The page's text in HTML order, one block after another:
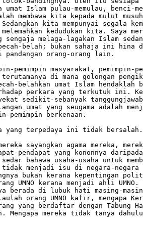
Islam pulau-memulau, benci-
membawa kita kepada mulut
kita mempunyai segala
kedudukan kita. Saya
sengaja melaga-lagakan Islam
belah; bukan sahaja ini hina
orang-orang lain.
pemimpin masyarakat, pemimpin-
di mana golongan
belahkan umat Islam hendaklah
perkara yang terkutuk ini.
sedikit-sebanyak
umat yang seugama adalah
pemimpin berkenaan.
yang terpedaya ini tidak bersalah.
sayangkan agama mereka,
pendapat yang kononnya
bahawa usaha-usaha untuk
tidak menjadi isu di negara-negara
bukan kerana kepentingan
UMNO kerana menjadi ahli UMNO.
berada di lubuk hati masing-
orang UMNO kafir, mengapa
yang berdaftar dengan Tabung
Mengapa mereka tidak tanya